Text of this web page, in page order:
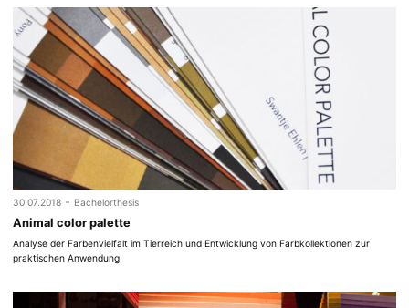
30.07.2018 - Bachelorthesis
Animal color palette
Analyse der Farbenvielfalt im Tierreich und Entwicklung von Farbkollektionen zur
praktischen Anwendung